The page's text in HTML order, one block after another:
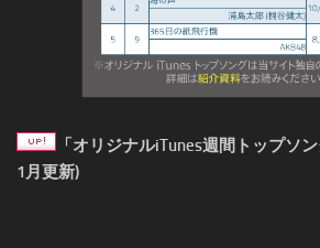
「オリジナルiTunes週間トップソ
1月更新)